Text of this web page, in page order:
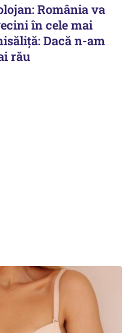
România va
în cele mai
Dacă n-am
rău